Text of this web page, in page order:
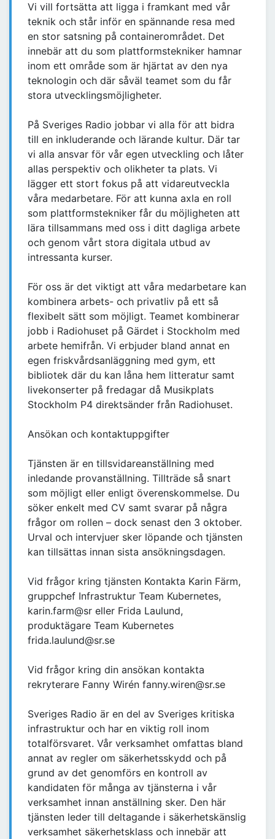
Vi vill fortsätta att ligga i framkant med vår
teknik och står inför en spännande resa med
en stor satsning på containerområdet. Det
innebär att du som plattformstekniker hamnar
inom ett område som är hjärtat av den nya
teknologin och där såväl teamet som du får
stora utvecklingsmöjligheter.
På Sveriges Radio jobbar vi alla för att bidra
till en inkluderande och lärande kultur. Där tar
vi alla ansvar för vår egen utveckling och låter
allas perspektiv och olikheter ta plats. Vi
lägger ett stort fokus på att vidareutveckla
våra medarbetare. För att kunna axla en roll
som plattformstekniker får du möjligheten att
lära tillsammans med oss i ditt dagliga arbete
och genom vårt stora digitala utbud av
intressanta kurser.
För oss är det viktigt att våra medarbetare kan
kombinera arbets- och privatliv på ett så
flexibelt sätt som möjligt. Teamet kombinerar
jobb i Radiohuset på Gärdet i Stockholm med
arbete hemifrån. Vi erbjuder bland annat en
egen friskvårdsanläggning med gym, ett
bibliotek där du kan låna hem litteratur samt
livekonserter på fredagar då Musikplats
Stockholm P4 direktsänder från Radiohuset.
Ansökan och kontaktuppgifter
Tjänsten är en tillsvidareanställning med
inledande provanställning. Tillträde så snart
som möjligt eller enligt överenskommelse. Du
söker enkelt med CV samt svarar på några
frågor om rollen – dock senast den 3 oktober.
Urval och intervjuer sker löpande och tjänsten
kan tillsättas innan sista ansökningsdagen.
Vid frågor kring tjänsten Kontakta Karin Färm,
gruppchef Infrastruktur Team Kubernetes,
karin.farm@sr eller Frida Laulund,
produktägare Team Kubernetes
frida.laulund@sr.se
Vid frågor kring din ansökan kontakta
rekryterare Fanny Wirén fanny.wiren@sr.se
Sveriges Radio är en del av Sveriges kritiska
infrastruktur och har en viktig roll inom
totalförsvaret. Vår verksamhet omfattas bland
annat av regler om säkerhetsskydd och på
grund av det genomförs en kontroll av
kandidaten för många av tjänsterna i vår
verksamhet innan anställning sker. Den här
tjänsten leder till deltagande i säkerhetskänslig
verksamhet säkerhetsklass och innebär att